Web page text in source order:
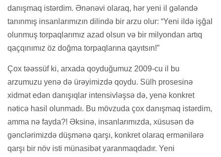
danışmaq istərdim. Ənənəvi olaraq, hər yeni il gələndə
tanınmış insanlarımızın dilində bir arzu olur: “Yeni ildə işğal
olunmuş torpaqlarımız azad olsun və bir milyondan artıq
qaçqınımız öz doğma torpaqlarına qayıtsın!”
Çox təəssüf ki, arxada qoyduğumuz 2009-cu il bu
arzumuzu yenə də ürəyimizdə qoydu. Sülh prosesinə
xidmət edən danışıqlar intensivləşsə də, yenə konkret
nəticə hasil olunmadı. Bu mövzuda çox danışmaq istərdim,
amma nə fayda?! Əksinə, insanlarımızda, xüsusən də
gənclərimizdə düşmənə qarşı, konkret olaraq ermənilərə
qarşı bir növ isti münasibət yaranmaqdadır. Yeni